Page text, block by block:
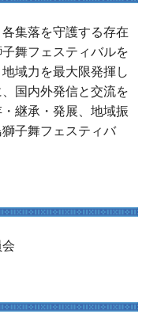
集落を守護する存在
舞フェスティバルを
域力を最大限発揮し
国内外発信と交流を
継承・発展、地域振
子舞フェスティバ